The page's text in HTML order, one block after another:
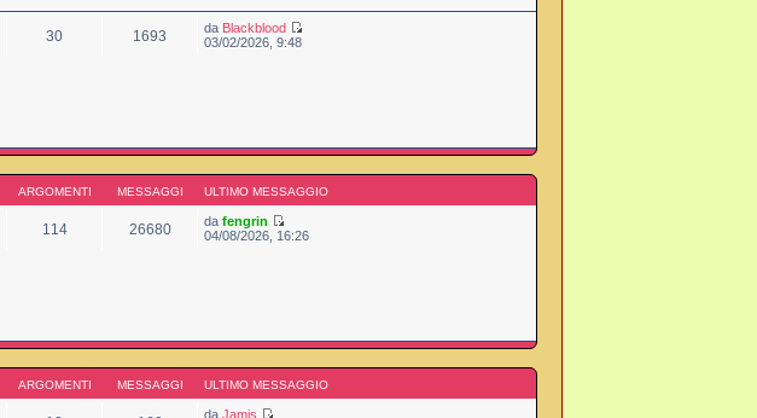
30 1693 da Blackblood
03/02/2026, 9:48
ARGOMENTI MESSAGGI ULTIMO MESSAGGIO
114 26680 dafengrin
04/08/2026, 16:26
ARGOMENTI MESSAGGI ULTIMO MESSAGGIO
daJamis